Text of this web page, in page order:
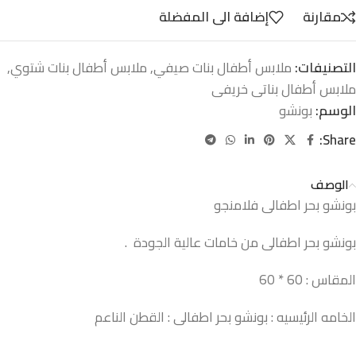
مقارنة
إضافة الى المفضلة
التصنيفات:ملابس أطفال بنات صيفي,ملابس أطفال بنات شتوي,
ملابس أطفال بناتى خريفى
الوسم:بونشو
Share:
الوصف
بونشو بحر اطفالى فلامنجو
بونشو بحر اطفالى من خامات عالية الجودة .
المقاس : 60 * 60
الخامه الرئيسيه : بونشو بحر اطفالى : القطن الناعم